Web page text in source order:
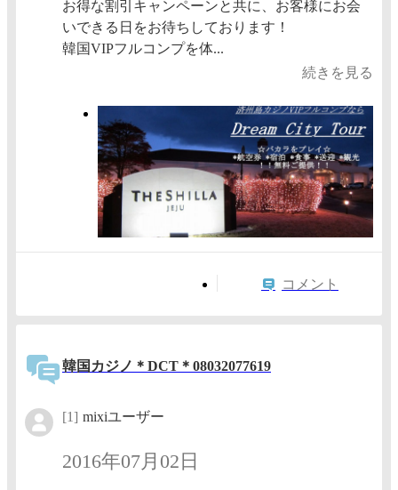
お得な割引キャンペーンと共に、お客様にお会
いできる日をお待ちしております！
韓国VIPフルコンプを体...
続きを見る
コメント
韓国カジノ＊DCT＊08032077619
[1] mixiユーザー
2016年07月02日